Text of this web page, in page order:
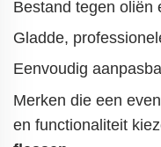
Bestand tegen oliën
Gladde,
Eenvoudig
Merken die een
en functionaliteit